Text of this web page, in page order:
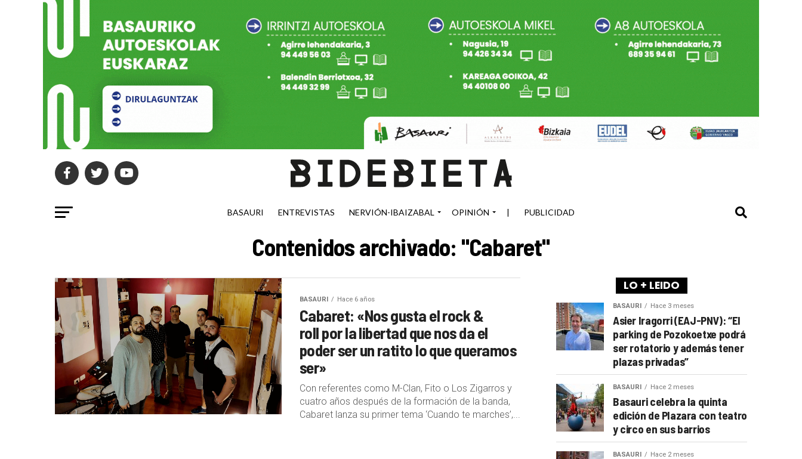
BASAURI ENTREVISTAS NERVIÓN-IBAIZABAL OPINIÓN | PUBLICIDAD
Contenidos archivado: "Cabaret"
BASAURI Hace 6 años
Cabaret: «Nos gusta el rock &
roll por la libertad que nos da el
poder ser un ratito lo que queramos
ser»
Con referentes como M-Clan, Fito o Los Zigarros y
cuatro años después de la formación de la banda,
Cabaret lanza su primer tema ‘Cuando te marches’,...
LO + LEIDO
BASAURI Hace 3 meses
Asier Iragorri (EAJ-PNV): “El
parking de Pozokoetxe podrá
ser rotatorio y además tener
plazas privadas”
BASAURI Hace 2 meses
Basauri celebra la quinta
edición de Plazara con teatro
y circo en sus barrios
BASAURI Hace 2 meses